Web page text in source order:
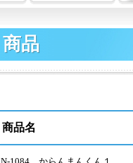
商品
商品名